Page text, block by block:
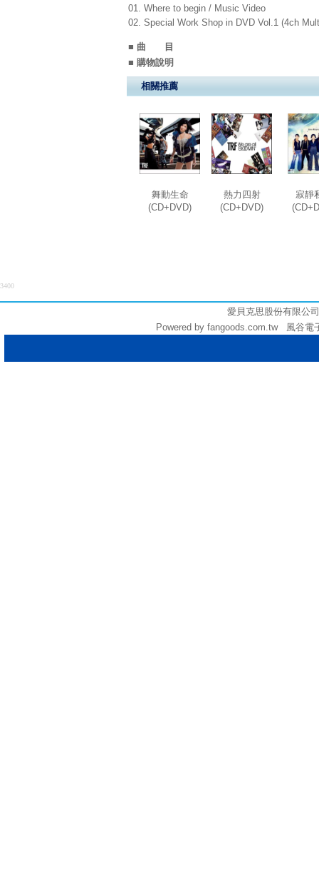
01. Where to begin / Music Video
02. Special Work Shop in DVD Vol.1 (4ch
■ 曲 目
■ 購物說明
相關推薦
舞動生命
(CD+DVD)
熱力四射
(CD+DVD)
寂靜
3400
愛貝克思股份有限
Powered by fangoods.com.tw 風谷電子商